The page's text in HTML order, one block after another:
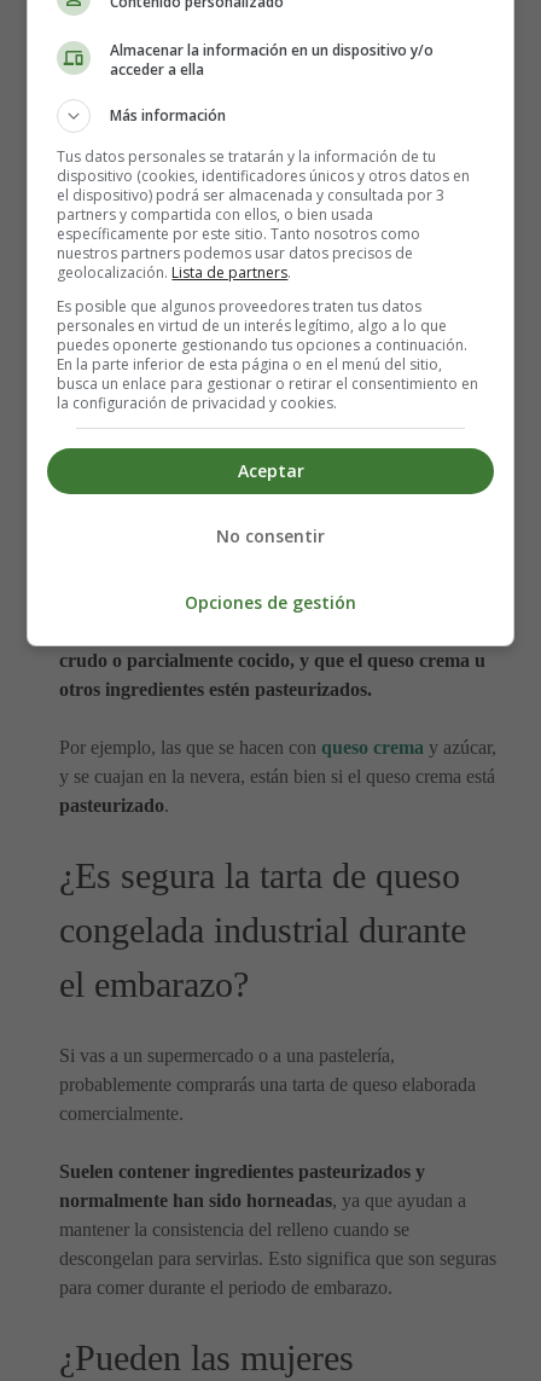
Puedes comer casi todos lostipos de tartas de queso
horneadas(aunque estén llenas de huevos) porque las
temperaturas de horneado normalmente superan los
160ºC y es más que suficiente paraeliminar las
bacterias de la salmonelaque puedan estar presentes en
los huevos.
También se pueden comer cheesecake o
crudo o parcialmente cocido, y que el queso crema u
otros ingredientes estén pasteurizados.
Por ejemplo, las que se hacen con queso crema y azúcar,
y se cuajan en la nevera, están bien si el queso crema está
pasteurizado.
¿Es segura la tarta de queso
congelada industrial durante
el embarazo?
Si vas a un supermercado o a una pastelería,
probablemente comprarás una tarta de queso elaborada
comercialmente.
Suelen contener ingredientes pasteurizados y
normalmente han sido horneadas, ya que ayudan a
mantener la consistencia del relleno cuando se
descongelan para servirlas. Esto significa que son seguras
para comer durante el periodo de embarazo.
¿Pueden las mujeres
Almacenar la información en un dispositivo y/o
acceder a ella
Más información
Tus datos personales se tratarán y la información de tu
dispositivo (cookies, identificadores únicos y otros datos en
el dispositivo) podrá ser almacenada y consultada por 3
partners y compartida con ellos, o bien usada
específicamente por este sitio. Tanto nosotros como
nuestros partners podemos usar datos precisos de
geolocalización. Lista de partners.
Es posible que algunos proveedores traten tus datos
personales en virtud de un interés legítimo, algo a lo que
puedes oponerte gestionando tus opciones a continuación.
En la parte inferior de esta página o en el menú del sitio,
busca un enlace para gestionar o retirar el consentimiento en
la configuración de privacidad y cookies.
Aceptar
No consentir
Opciones de gestión